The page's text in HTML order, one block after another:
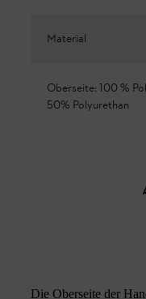
Material
Oberseite: 100 %
50% Polyurethan
Die Oberseite der